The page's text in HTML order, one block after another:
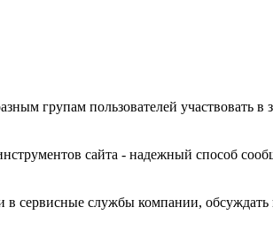
групам пользователей
сайта - надежный способ
в сервисные службы компании,